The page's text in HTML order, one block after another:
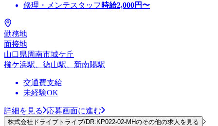
修理・メンテスタッフ 時給2,000円〜
勤務地
面接地
山口県周南市城ケ丘
櫛ケ浜駅、徳山駅、新南陽駅
交通費支給
未経験OK
詳細を見る 応募画面に進む
株式会社ドライブトライブ/DR:KP022-02-MHのその他の求人を見る